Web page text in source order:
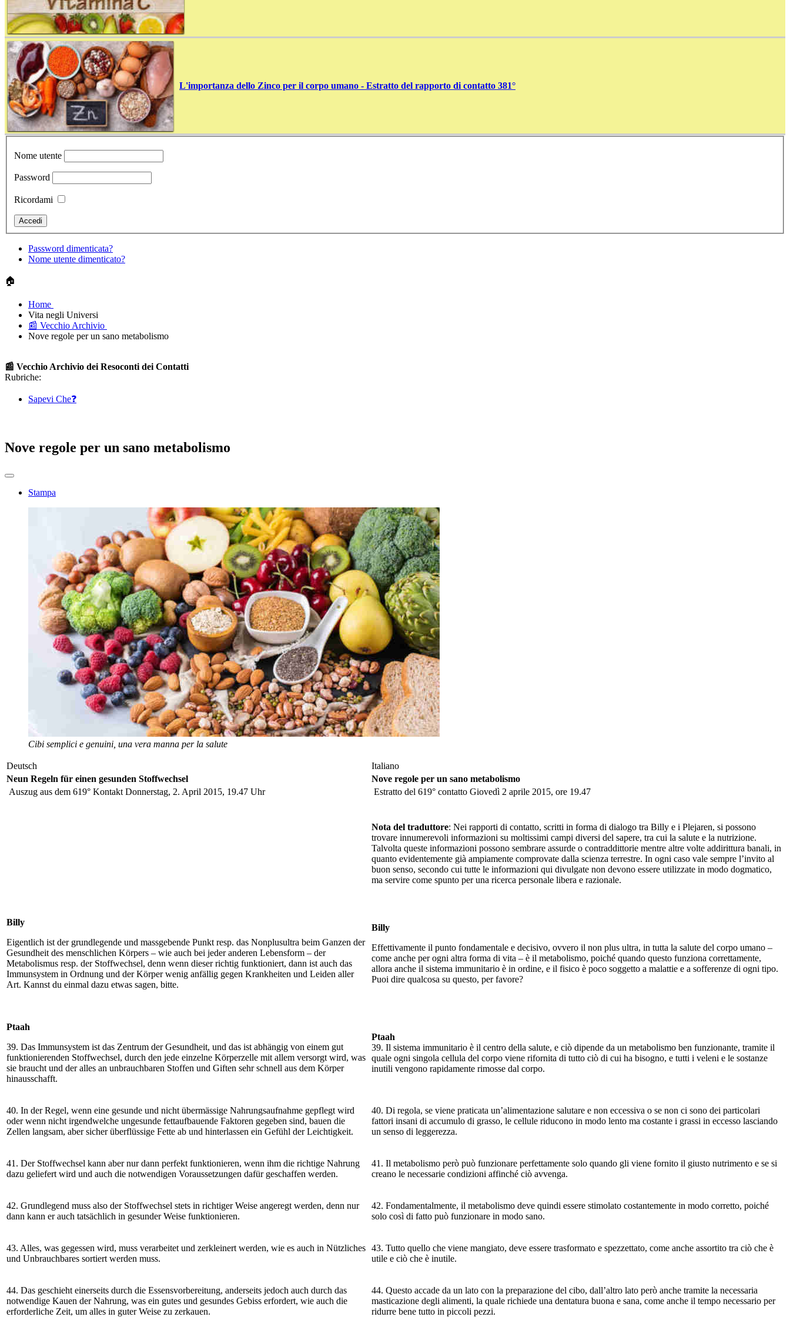
L'importanza dello Zinco per il corpo umano - Estratto del rapporto di contatto 381°
Nome utente
Password
Ricordami
Password dimenticata?
Nome utente dimenticato?
🏠
Home
Vita negli Universi
📰 Vecchio Archivio
Nove regole per un sano metabolismo
📰 Vecchio Archivio dei Resoconti dei Contatti
Rubriche:
Sapevi Che❓
Nove regole per un sano metabolismo
Stampa
Cibi semplici e genuini, una vera manna per la salute
Deutsch
Italiano
Neun Regeln für einen gesunden Stoffwechsel
Nove regole per un sano metabolismo
Auszug aus dem 619° Kontakt Donnerstag, 2. April 2015, 19.47 Uhr
Estratto del 619° contatto Giovedì 2 aprile 2015, ore 19.47
Nota del traduttore: Nei rapporti di contatto, scritti in forma di dialogo tra Billy e i Plejaren, si possono
trovare innumerevoli informazioni su moltissimi campi diversi del sapere, tra cui la salute e la nutrizione.
Talvolta queste informazioni possono sembrare assurde o contraddittorie mentre altre volte addirittura banali, in
quanto evidentemente già ampiamente comprovate dalla scienza terrestre. In ogni caso vale sempre l’invito al
buon senso, secondo cui tutte le informazioni qui divulgate non devono essere utilizzate in modo dogmatico,
ma servire come spunto per una ricerca personale libera e razionale.
Billy
Eigentlich ist der grundlegende und massgebende Punkt resp. das Nonplusultra beim Ganzen der
Gesundheit des menschlichen Körpers – wie auch bei jeder anderen Lebensform – der
Metabolismus resp. der Stoffwechsel, denn wenn dieser richtig funktioniert, dann ist auch das
Immunsystem in Ordnung und der Körper wenig anfällig gegen Krankheiten und Leiden aller
Art. Kannst du einmal dazu etwas sagen, bitte.
Billy
Effettivamente il punto fondamentale e decisivo, ovvero il non plus ultra, in tutta la salute del corpo umano –
come anche per ogni altra forma di vita – è il metabolismo, poiché quando questo funziona correttamente,
allora anche il sistema immunitario è in ordine, e il fisico è poco soggetto a malattie e a sofferenze di ogni tipo.
Puoi dire qualcosa su questo, per favore?
Ptaah
39. Das Immunsystem ist das Zentrum der Gesundheit, und das ist abhängig von einem gut
funktionierenden Stoffwechsel, durch den jede einzelne Körperzelle mit allem versorgt wird, was
sie braucht und der alles an unbrauchbaren Stoffen und Giften sehr schnell aus dem Körper
hinausschafft.
Ptaah
39. Il sistema immunitario è il centro della salute, e ciò dipende da un metabolismo ben funzionante, tramite il
quale ogni singola cellula del corpo viene rifornita di tutto ciò di cui ha bisogno, e tutti i veleni e le sostanze
inutili vengono rapidamente rimosse dal corpo.
40. In der Regel, wenn eine gesunde und nicht übermässige Nahrungsaufnahme gepflegt wird
oder wenn nicht irgendwelche ungesunde fettaufbauende Faktoren gegeben sind, bauen die
Zellen langsam, aber sicher überflüssige Fette ab und hinterlassen ein Gefühl der Leichtigkeit.
40. Di regola, se viene praticata un’alimentazione salutare e non eccessiva o se non ci sono dei particolari
fattori insani di accumulo di grasso, le cellule riducono in modo lento ma costante i grassi in eccesso lasciando
un senso di leggerezza.
41. Der Stoffwechsel kann aber nur dann perfekt funktionieren, wenn ihm die richtige Nahrung
dazu geliefert wird und auch die notwendigen Voraussetzungen dafür geschaffen werden.
41. Il metabolismo però può funzionare perfettamente solo quando gli viene fornito il giusto nutrimento e se si
creano le necessarie condizioni affinché ciò avvenga.
42. Grundlegend muss also der Stoffwechsel stets in richtiger Weise angeregt werden, denn nur
dann kann er auch tatsächlich in gesunder Weise funktionieren.
42. Fondamentalmente, il metabolismo deve quindi essere stimolato costantemente in modo corretto, poiché
solo così di fatto può funzionare in modo sano.
43. Alles, was gegessen wird, muss verarbeitet und zerkleinert werden, wie es auch in Nützliches
und Unbrauchbares sortiert werden muss.
43. Tutto quello che viene mangiato, deve essere trasformato e spezzettato, come anche assortito tra ciò che è
utile e ciò che è inutile.
44. Das geschieht einerseits durch die Essensvorbereitung, anderseits jedoch auch durch das
notwendige Kauen der Nahrung, was ein gutes und gesundes Gebiss erfordert, wie auch die
erforderliche Zeit, um alles in guter Weise zu zerkauen.
44. Questo accade da un lato con la preparazione del cibo, dall’altro lato però anche tramite la necessaria
masticazione degli alimenti, la quale richiede una dentatura buona e sana, come anche il tempo necessario per
ridurre bene tutto in piccoli pezzi.